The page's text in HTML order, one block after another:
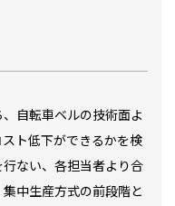
自転車ベルの技術面よ
ト低下ができるかを検
ない、各担当者より合
中生産方式の前段階と